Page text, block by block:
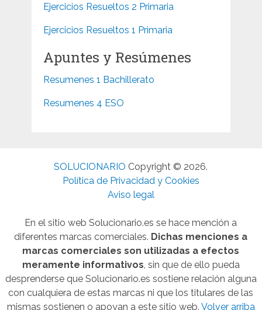
Ejercicios Resueltos 2 Primaria
Ejercicios Resueltos 1 Primaria
Apuntes y Resúmenes
Resumenes 1 Bachillerato
Resumenes 4 ESO
SOLUCIONARIO Copyright © 2026.
Política de Privacidad y Cookies
Aviso legal
En el sitio web Solucionario.es se hace mención a
diferentes marcas comerciales. Dichas menciones a
marcas comerciales son utilizadas a efectos
meramente informativos , sin que de ello pueda
desprenderse que Solucionario.es sostiene relación alguna
con cualquiera de estas marcas ni que los titulares de las
mismas sostienen o apoyan a este sitio web. Volver arriba